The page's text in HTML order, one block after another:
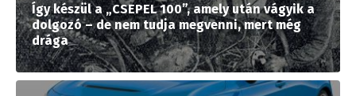
Így készül a „CSEPEL 100”, amely után vágyik a
dolgozó – de nem tudja megvenni, mert még
drága